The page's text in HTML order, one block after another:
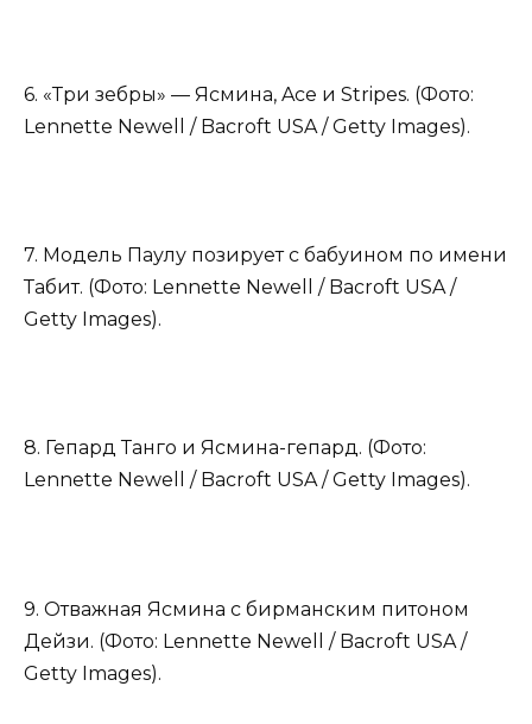
6. «Три зебры» — Ясмина, Ace и Stripes. (Фото:
Lennette Newell / Bacroft USA / Getty Images).
7. Модель Паулу позирует с бабуином по имени
Табит. (Фото: Lennette Newell / Bacroft USA /
Getty Images).
8. Гепард Танго и Ясмина-гепард. (Фото:
Lennette Newell / Bacroft USA / Getty Images).
9. Отважная Ясмина с бирманским питоном
Дейзи. (Фото: Lennette Newell / Bacroft USA /
Getty Images).